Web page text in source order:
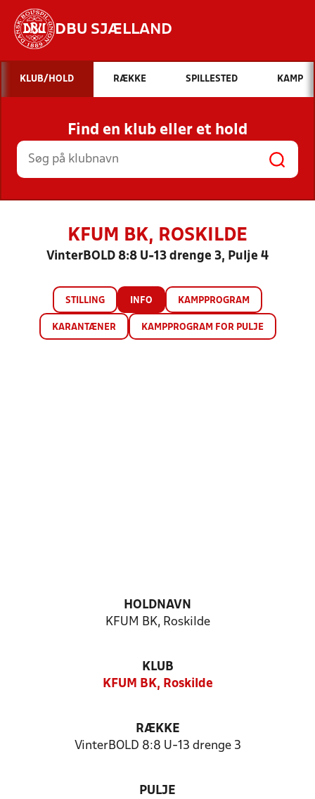
DBU SJÆLLAND
Hvad vil du søge efter?
INDHOLD OG NYHEDER
STILLINGER, RESULTATER, KLUBBER OG
HOLD
KLUB/HOLD RÆKKE SPILLESTED KAMP
Find en klub eller et hold
KFUM BK, ROSKILDE
VinterBOLD 8:8 U-13 drenge 3, Pulje 4
STILLING INFO KAMPPROGRAM
KARANTÆNER KAMPPROGRAM FOR PULJE
HOLDNAVN
KFUM BK, Roskilde
KLUB
KFUM BK, Roskilde
RÆKKE
VinterBOLD 8:8 U-13 drenge 3
PULJE